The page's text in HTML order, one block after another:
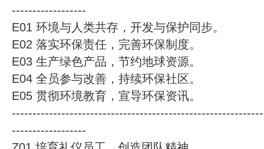
------------------
E01 环境与人类共存，开发与保护同步。
E02 落实环保责任，完善环保制度。
E03 生产绿色产品，节约地球资源。
E04 全员参与改善，持续环保社区。
E05 贯彻环境教育，宣导环保资讯。
------------------